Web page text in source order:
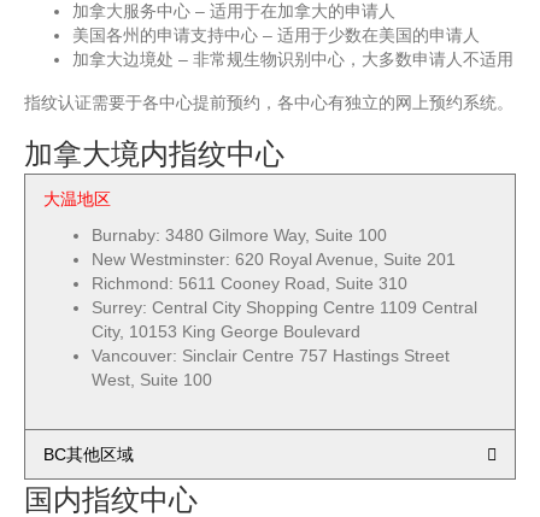
加拿大服务中心 – 适用于在加拿大的申请人
美国各州的申请支持中心 – 适用于少数在美国的申请人
加拿大边境处 – 非常规生物识别中心，大多数申请人不适用
指纹认证需要于各中心提前预约，各中心有独立的网上预约系统。
加拿大境内指纹中心
大温地区
Burnaby: 3480 Gilmore Way, Suite 100
New Westminster: 620 Royal Avenue, Suite 201
Richmond: 5611 Cooney Road, Suite 310
Surrey: Central City Shopping Centre 1109 Central
City, 10153 King George Boulevard
Vancouver: Sinclair Centre 757 Hastings Street
West, Suite 100
BC其他区域
国内指纹中心